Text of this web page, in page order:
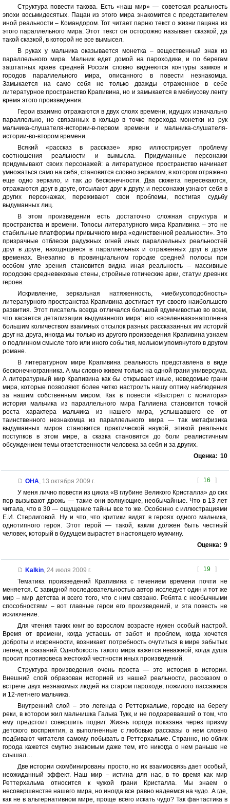
Структура повести такова. Есть «наш мир» — советская реальность
эпохи восьмидесятых. Пацан из этого мира знакомится с представителем
иной реальности – Командором. Тот читает парню текст о жизни пацана из
этого параллельного мира. Этот текст он осторожно называет сказкой, да
такой сказкой, в которой не все вымысел.
В руках у мальчика оказывается монетка – вещественный знак из
параллельного мира. Мальчик едет домой на пароходике, и по берегам
заштатных краев средней России словно виднеются контуры замков и
городов параллельного мира, описанного в повести незнакомца.
Замыкается на само себя не только дважды отраженное в себе
литературное пространство Крапивина, но и замыкается в мебиусову ленту
время этого произведения.
Герои взаимно отражаются в двух слоях времени, идущих изначально
параллельно, но связанных в кольцо в точке перехода монетки из рук
мальчика-слушателя-истории-в-первом времени и мальчика-слушателя-
истории-во-втором времени.
Всякий «рассказ в рассказе» ярко иллюстрирует проблему
соотношения реальности и вымысла. Придуманные персонажи
придумывают своих персонажей: а литературное пространство начинает
умножаться само на себя, становится словно зеркалом, в котором отражено
еще одно зеркало, и так до бесконечности. Два сюжета пересекаются,
отражаются друг в друге, отсылают друг к другу, и персонажи узнают себя в
других персонажах, переживают свои проблемы, постигая судьбу
выдуманных лиц.
В этом произведении есть достаточно сложная структура и
пространства и времени. Топосы литературного мира Крапивина – это не
стабильные платформы привычного мира «единственной реальности». Это
призрачные отблески радужных огней иных параллельных реальностей
друг в друге, находящиеся в параллельных и отраженных друг в друге
временах. Внезапно в провинциальном городке средней полосы при
особом угле зрения становится видна иная реальность – массивные
городские средневековые стены, стройные готические арки, статуи древних
героев.
Искривление, зеркальная натяженность, «мебиусоподобность»
литературного пространства Крапивина достигает тут своего наибольшего
развития. Этот писатель всегда отличался большой вдумчивостью во всем,
что касается детализации выдуманного мира: его «вселенная»наполнена
большим количеством взаимных отсылок разных рассказанных им историй
друг на друга, иногда мы только из другого произведения Крапивина узнаем
о подлинном смысле того или иного события, мельком упомянутого в другом
романе.
В литературном мире Крапивина реальность представлена в виде
бесконечногранника. А мы словно живем только на одной грани универсума.
А литературный мир Крапивина как бы открывает иные, неведомые грани
мира, которые позволяют более четко настроить нашу оптику наблюдения
за нашим собственным миром. Как в повести «Выстрел с монитора»
история мальчика из параллельного мира Галлиена становится точкой
роста характера мальчика из нашего мира, услышавшего ее от
таинственного незнакомца из параллельного мира — так метафизика
выдуманных миров становится практической наукой, этикой реальных
поступков в этом мире, а сказка становится до боли реалистичным
обсуждением темы ответственности человека за себя и за других.
Оценка: 10
[ 16 ]
OHA, 13 октября 2009 г.
У меня лично повести из цикла «В глубине Великого Кристалла» до сих
пор вызывают дрожь — такие они волнующие, необычайные. Что в 13 лет
читала, что в 30 — ощущение тайны все то же. Особенно с иллюстрациями
Е.И. Стерлиговой. Ну и что, что критики видят в героях одного мальчика,
однотипного героя. Этот герой — такой, каким должен быть честный
человек, который в будущем вырастет в настоящего мужчину.
Оценка: 9
[ 19 ]
Kalkin, 24 июля 2009 г.
Тематика произведений Крапивина с течением времени почти не
меняется. С завидной последовательностью автор исследует один и тот же
мир – мир детства и всего того, что с ним связано. Ребята с необычными
способностями – вот главные герои его произведений, и эта повесть не
исключение.
Для чтения таких книг во взрослом возрасте нужен особый настрой.
Время от времени, когда устаешь от забот и проблем, когда хочется
доброты и искренности, возникает потребность очутиться в мире забытых
легенд и сказаний. Однобокость такого мира кажется неважной, когда душа
просит противовеса жестокой честности иных произведений.
Структура произведения очень проста — это история в истории.
Внешний слой образован историей из нашей реальности, рассказом о
встрече двух незнакомых людей на старом пароходе, пожилого пассажира
и 12-летнего мальчика.
Внутренний слой – это легенда о Реттерхальме, городке на берегу
реки, в котором жил мальчишка Галька Тукк, и не подозревавший о том, что
ему предстоит совершить подвиг. Жизнь города показана через призму
детского восприятия, а выполненные с любовью рассказы о нем словно
подбивают читателя самому побывать в Реттерхальме. Странно, но облик
города кажется смутно знакомым даже тем, кто никогда о нем раньше не
слышал…
Две истории скомбинированы просто, но их взаимосвязь дает особый,
неожиданный эффект. Наш мир – истина для нас, в то время как мир
Реттерхальма относится к чужой грани Кристалла. Мы знаем о
несовершенстве нашего мира, но иногда все равно надеемся на чудо. А где,
как не в альтернативном мире, проще всего искать чудо? Так фантастика в